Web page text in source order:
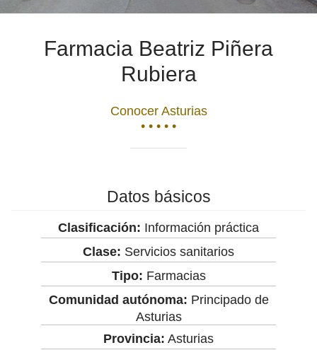
Farmacia Beatriz Piñera
Rubiera
Conocer Asturias
• • • • •
Datos básicos
Clasificación: Información práctica
Clase: Servicios sanitarios
Tipo: Farmacias
Comunidad autónoma: Principado de
Asturias
Provincia: Asturias